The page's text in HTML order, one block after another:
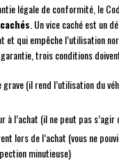
légale de conformité, le
. Un vice caché est un
et qui empêche l’utilisation
trois conditions
(il rend l’utilisation du
l’achat (il ne peut pas s’agir
lors de l’achat (vous ne
minutieuse)